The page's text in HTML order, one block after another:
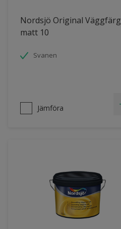
Nordsjö Original Väggfärg
matt 10
Svanen
Jämföra